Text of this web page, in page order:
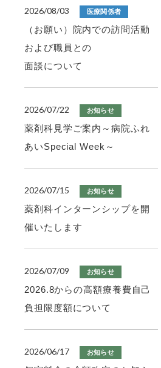
2026/08/03 医療関係者
（お願い）院内での訪問活動
および職員との
面談について
2026/07/22 お知らせ
薬剤科見学ご案内～病院ふれ
あいSpecial Week～
2026/07/15 お知らせ
薬剤科インターンシップを開
催いたします
2026/07/09 お知らせ
2026.8からの高額療養費自己
負担限度額について
2026/06/17 お知らせ